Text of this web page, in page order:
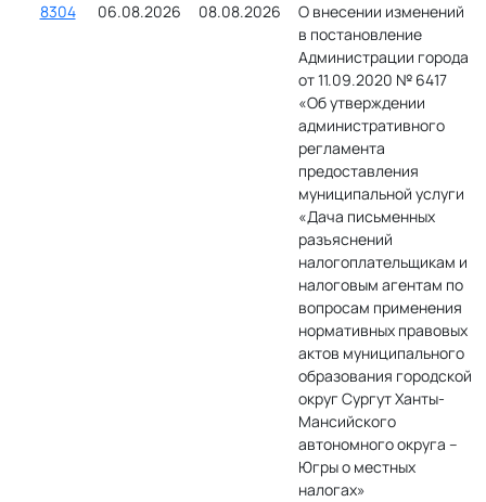
8304
06.08.2026 08.08.2026
О внесении изменений
в постановление
Администрации города
от 11.09.2020 № 6417
«Об утверждении
административного
регламента
предоставления
муниципальной услуги
«Дача письменных
разъяснений
налогоплательщикам и
налоговым агентам по
вопросам применения
нормативных правовых
актов муниципального
образования городской
округ Сургут Ханты-
Мансийского
автономного округа –
Югры о местных
налогах»